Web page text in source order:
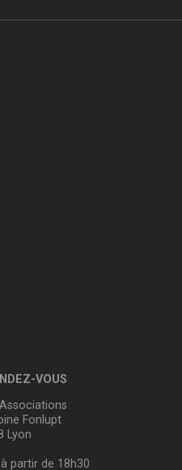
VOUS
Fonlupt
Lyon
partir de 18h30